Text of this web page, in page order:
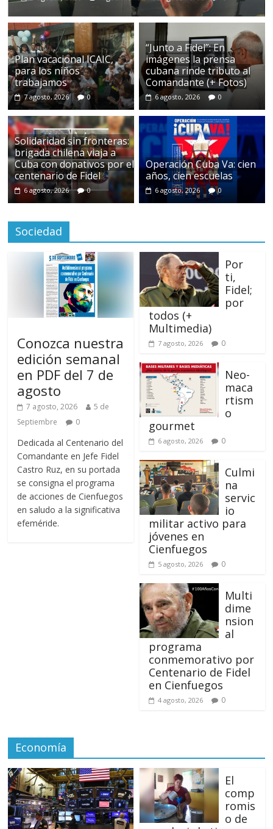
Plan vacacional ICAIC,
para los niños
trabajamos
7 agosto, 2026 0
“Junto a Fidel”: En
imágenes la prensa
cubana rinde tributo al
Comandante (+ Fotos)
6 agosto, 2026 0
Solidaridad sin fronteras:
brigada chilena viaja a
Cuba con donativos por el
centenario de Fidel
6 agosto, 2026 0
Operación Cuba Va: cien
años, cien escuelas
6 agosto, 2026 0
Sociedad
Conozca nuestra
edición semanal
en PDF del 7 de
agosto
7 agosto, 2026
5 de
Septiembre
0
Dedicada al Centenario del
Comandante en Jefe Fidel
Castro Ruz, en su portada
se consigna el programa
de acciones de Cienfuegos
en saludo a la significativa
efeméride.
Por
ti,
Fidel;
por
todos (+
Multimedia)
7 agosto, 2026 0
Neo-
maca
rtism
o
gourmet
6 agosto, 2026 0
Culmi
na
servic
io
militar activo para
jóvenes en
Cienfuegos
5 agosto, 2026 0
Multi
dime
nsion
al
programa
conmemorativo por
Centenario de Fidel
en Cienfuegos
4 agosto, 2026 0
Economía
El
comp
romis
o de